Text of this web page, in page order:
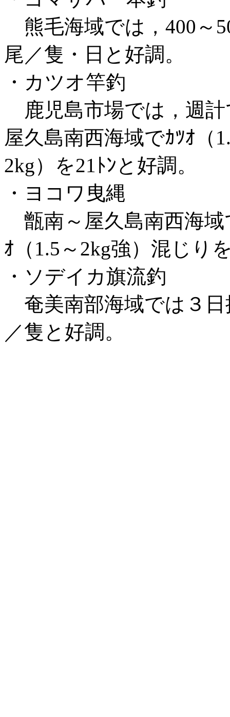
熊毛海域では，400～
尾／隻・日と好調。
・カツオ竿釣
鹿児島市場では，週
屋久島南西海域でｶﾂｵ（
2kg）を21ﾄﾝと好調。
・ヨコワ曳縄
甑南～屋久島南西海域
ｵ（1.5～2kg強）混じり
・ソデイカ旗流釣
奄美南部海域では３日
／隻と好調。